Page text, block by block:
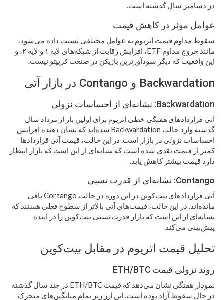
در دسامبر سال گذشته است.
عوامل موثر در کاهش قیمت
سقوط مداوم قیمت اتریوم به عوامل مختلفی نسبت داده می‌شود،
مانند خروج مداوم ETF، افزایش رقابت از شبکه‌های لایه ۱ و لایه ۲، و
این واقعیت که دیگر سودآورترین بازیکن در صنعت کریپتو نیست.
Backwardation و Contango در بازار آتی
Backwardation: نشانه‌ای از احساسات نزولی
آتی قراردادهای هفتگی خطی اتریوم برای اولین بار از مرداد سال
گذشته وارد حالت Backwardation شده‌اند که نشان دهنده افزایش
احساسات نزولی در بازار است. در این حالت، قیمت آتی قراردادها
کمتر از قیمت نقدی شده است که نشانه‌ای از این است که بازار انتظار
دارد قیمت بیشتر کاهش یابد.
Contango: نشانه‌ای از قدرت نسبی
آتی قراردادهای بیت‌کوین در این دوره در حالت Contango باقی
مانده‌اند. در این حالت، قیمت‌های آتی بالاتر از سطوح فعلی هستند که
نشانه‌ای از این است که بازار قدرت نسبی بیت‌کوین را در آینده
پیش‌بینی می‌کند.
تحلیل قیمت اتریوم در مقابل بیت‌کوین
روند نزولی قیمت ETH/BTC
نمودار هفتگی نشان می‌دهد که قیمت ETH/BTC در چند سال گذشته
در حال سقوط آزاد بوده است. این ارز زیر تمام میانگین‌های متحرک